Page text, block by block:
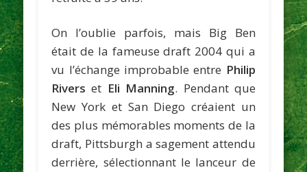
On l’oublie parfois, mais Big Ben
était de la fameuse draft 2004 qui a
vu l’échange improbable entre Philip
Rivers et Eli Manning. Pendant que
New York et San Diego créaient un
des plus mémorables moments de la
draft, Pittsburgh a sagement attendu
derrière, sélectionnant le lanceur de